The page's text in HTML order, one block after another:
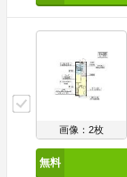
画像：2枚